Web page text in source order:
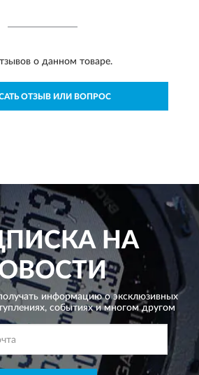
о данном товаре.
ОТЗЫВ ИЛИ ВОПРОС
НА
информацию о эксклюзивных
событиях и многом другом